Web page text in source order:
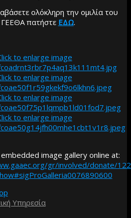
ολόκληρη την ομιλία του
πατήστε ΕΔΩ.
image gallery online at:
gr/involved/donate/
Υπηρεσία